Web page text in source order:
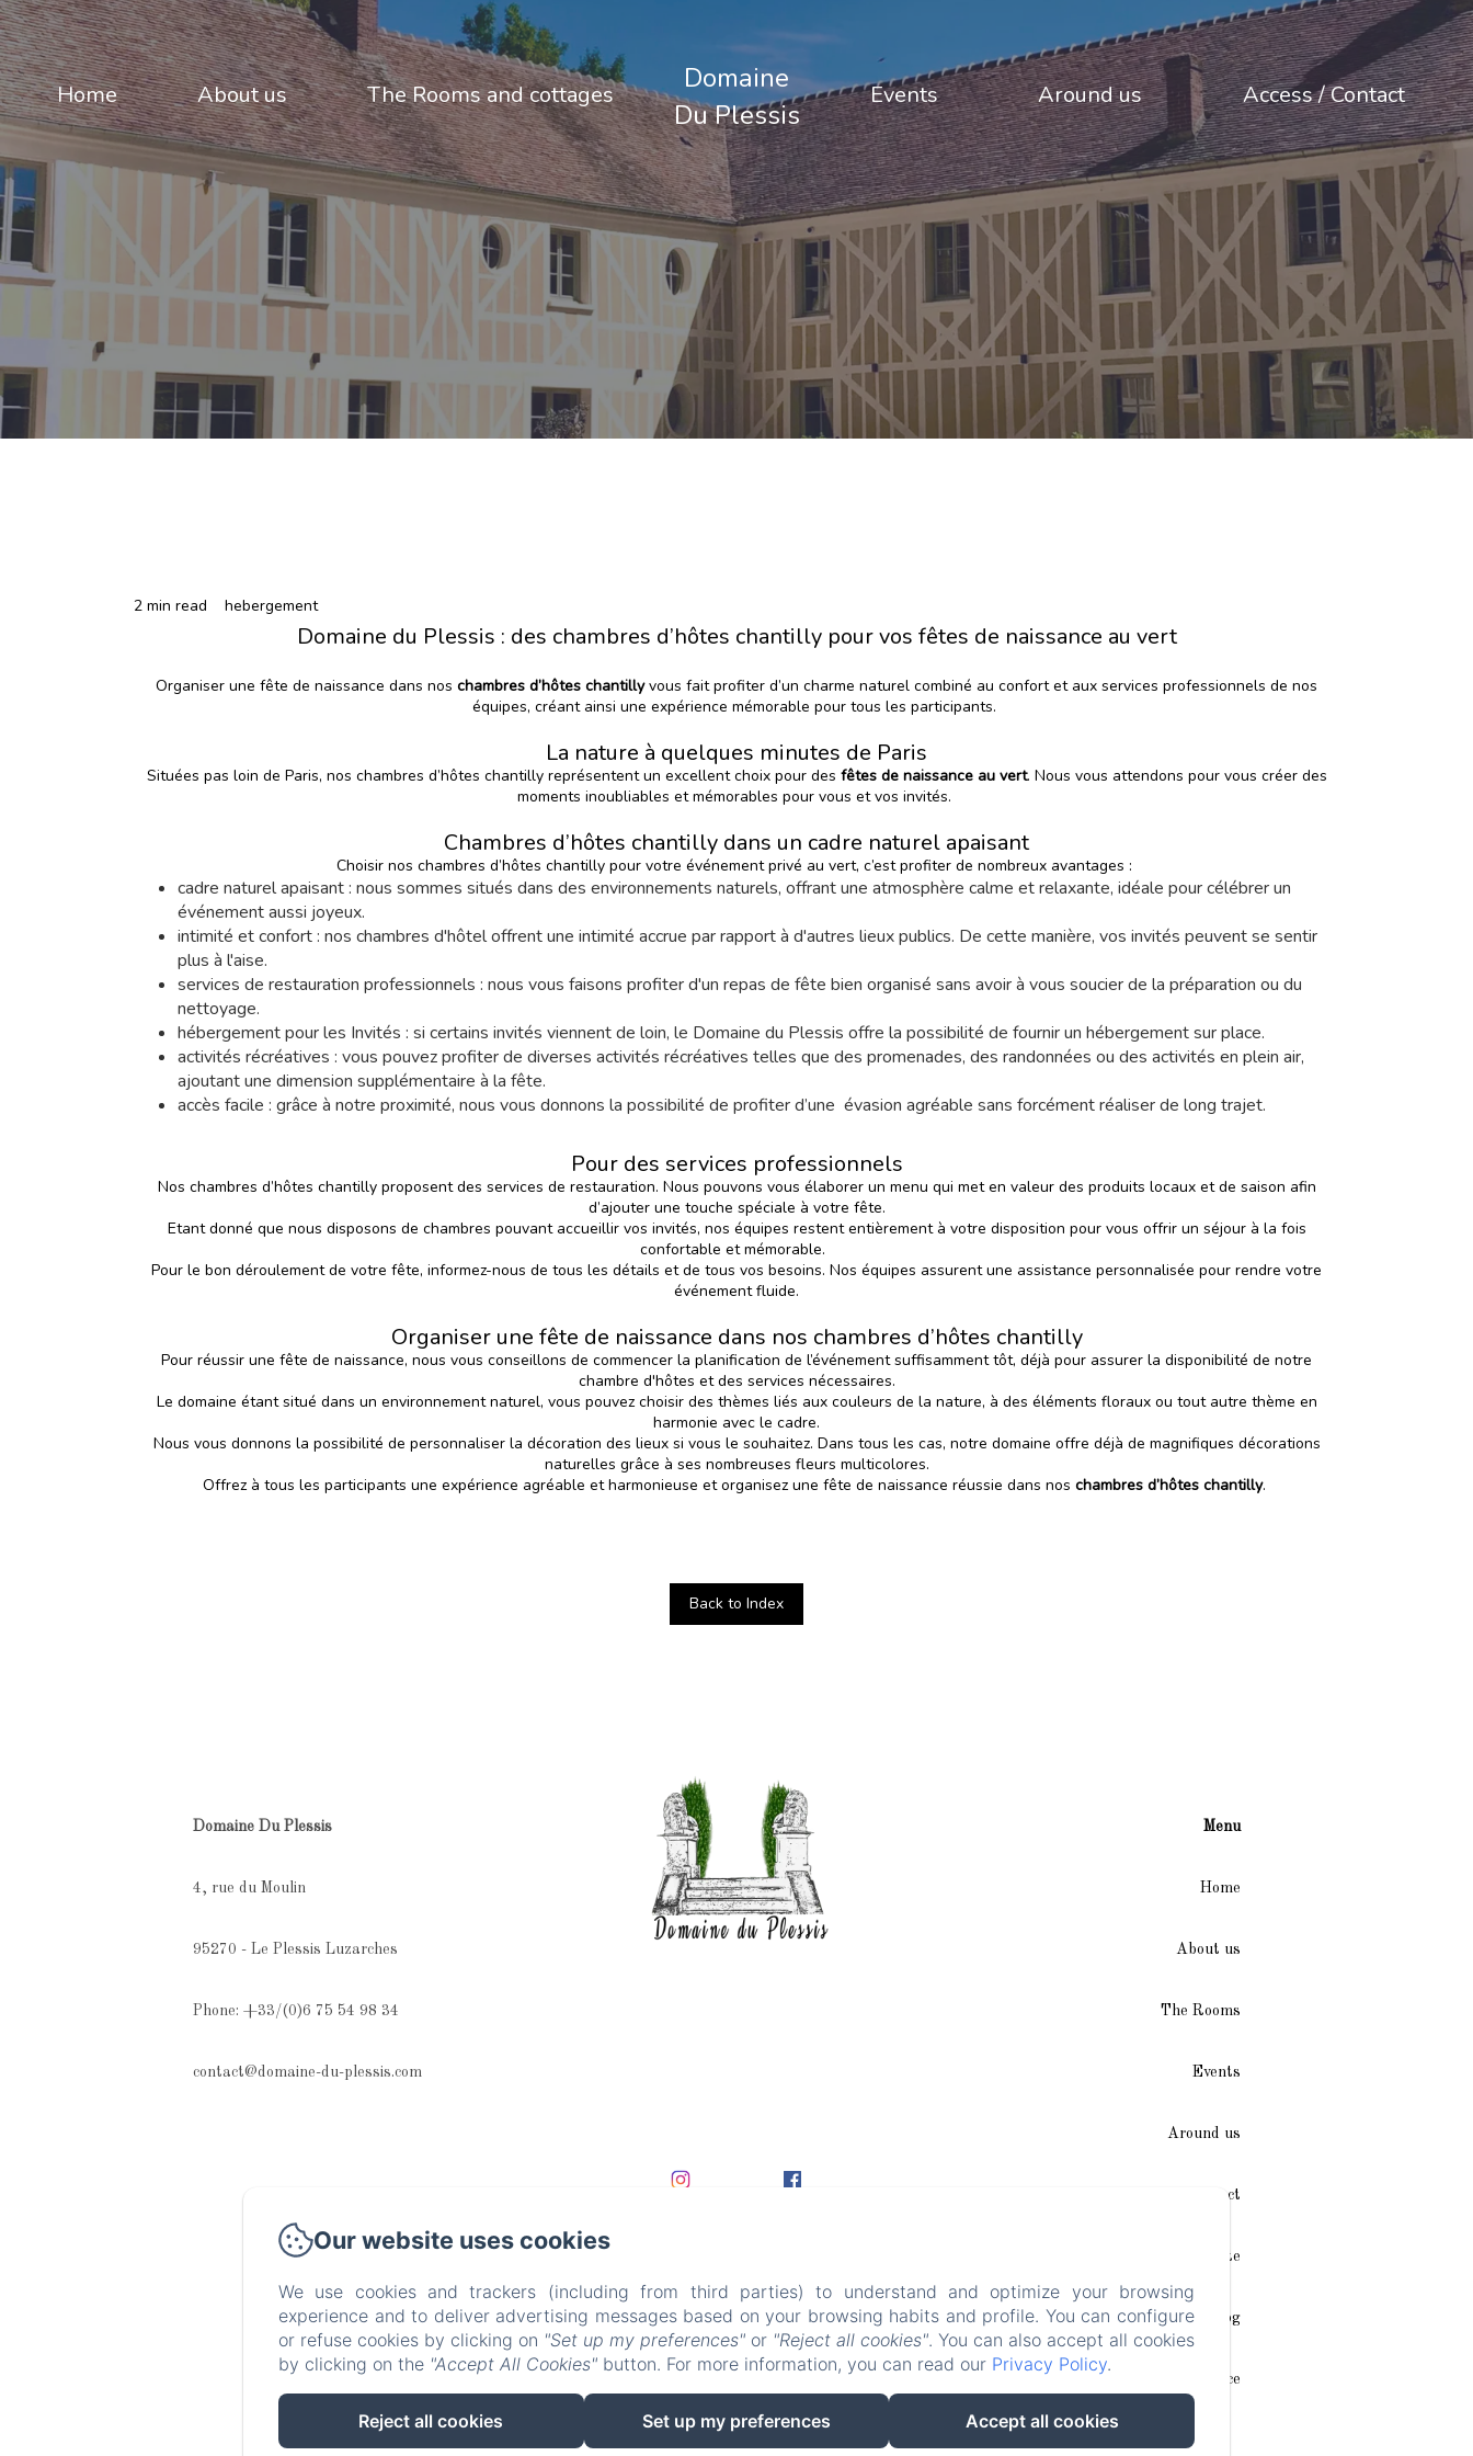
Home About us The Rooms and cottages
Domaine
Du Plessis
Events Around us Access / Contact
2 min read hebergement
Domaine du Plessis : des chambres d’hôtes chantilly pour vos fêtes de naissance au vert
Organiser une fête de naissance dans nos chambres d’hôtes chantillyvous fait profiter d’un charme naturel combiné au confort et aux services professionnels de nos
équipes, créant ainsi une expérience mémorable pour tous les participants.
La nature à quelques minutes de Paris
Situées pas loin de Paris, nos chambres d’hôtes chantilly représentent un excellent choix pour des fêtes de naissance au vert. Nous vous attendons pour vous créer des
moments inoubliables et mémorables pour vous et vos invités.
Chambres d’hôtes chantilly dans un cadre naturel apaisant
Choisir nos chambres d’hôtes chantilly pour votre événement privé au vert, c’est profiter de nombreux avantages :
cadre naturel apaisant : nous sommes situés dans des environnements naturels, offrant une atmosphère calme et relaxante, idéale pour célébrer un
événement aussi joyeux.
intimité et confort : nos chambres d'hôtel offrent une intimité accrue par rapport à d'autres lieux publics. De cette manière, vos invités peuvent se sentir
plus à l'aise.
services de restauration professionnels : nous vous faisons profiter d'un repas de fête bien organisé sans avoir à vous soucier de la préparation ou du
nettoyage.
hébergement pour les Invités : si certains invités viennent de loin, le Domaine du Plessis offre la possibilité de fournir un hébergement sur place.
activités récréatives : vous pouvez profiter de diverses activités récréatives telles que des promenades, des randonnées ou des activités en plein air,
ajoutant une dimension supplémentaire à la fête.
accès facile : grâce à notre proximité, nous vous donnons la possibilité de profiter d’une évasion agréable sans forcément réaliser de long trajet.
Pour des services professionnels
Nos chambres d’hôtes chantilly proposent des services de restauration. Nous pouvons vous élaborer un menu qui met en valeur des produits locaux et de saison afin
d’ajouter une touche spéciale à votre fête.
Etant donné que nous disposons de chambres pouvant accueillir vos invités, nos équipes restent entièrement à votre disposition pour vous offrir un séjour à la fois
confortable et mémorable.
Pour le bon déroulement de votre fête, informez-nous de tous les détails et de tous vos besoins. Nos équipes assurent une assistance personnalisée pour rendre votre
événement fluide.
Organiser une fête de naissance dans nos chambres d’hôtes chantilly
Pour réussir une fête de naissance, nous vous conseillons de commencer la planification de l’événement suffisamment tôt, déjà pour assurer la disponibilité de notre
chambre d'hôtes et des services nécessaires.
Le domaine étant situé dans un environnement naturel, vous pouvez choisir des thèmes liés aux couleurs de la nature, à des éléments floraux ou tout autre thème en
harmonie avec le cadre.
Nous vous donnons la possibilité de personnaliser la décoration des lieux si vous le souhaitez. Dans tous les cas, notre domaine offre déjà de magnifiques décorations
naturelles grâce à ses nombreuses fleurs multicolores.
Offrez à tous les participants une expérience agréable et harmonieuse et organisez une fête de naissance réussie dans nos chambres d’hôtes chantilly.
Back to Index
Domaine Du Plessis
4, rue du Moulin
95270 - Le Plessis Luzarches
Phone: +33/(0)6 75 54 98 34
contact@domaine-du-plessis.com
EN FR DE
Menu
Home
About us
The Rooms
Events
Around us
Access / Contact
Plan du site
Blog
Legal notice
Our website uses cookies
We use cookies and trackers (including from third parties) to understand and optimize your browsing
experience and to deliver advertising messages based on your browsing habits and profile. You can configure
or refuse cookies by clicking on "Set up my preferences" or "Reject all cookies". You can also accept all cookies
by clicking on the "Accept All Cookies" button. For more information, you can read our Privacy Policy.
Reject all cookies Set up my preferences Accept all cookies